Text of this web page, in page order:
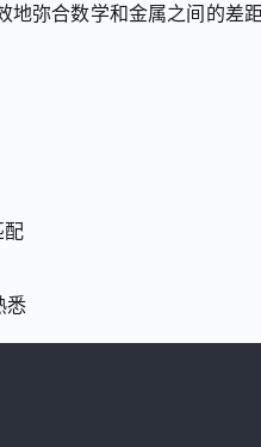
弥合数学和金属之间的差
配
悉